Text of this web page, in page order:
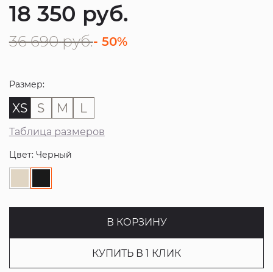
18 350 руб.
36 690 руб.- 50%
Размер:
XS S M L
Таблица размеров
Цвет: Черный
В КОРЗИНУ
КУПИТЬ В 1 КЛИК